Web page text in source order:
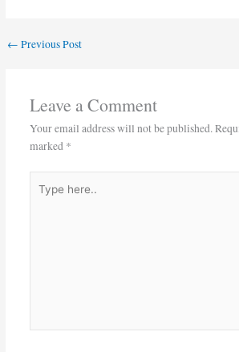
← Previous Post
Leave a Comment
Your email address will not be published.
marked *
here..